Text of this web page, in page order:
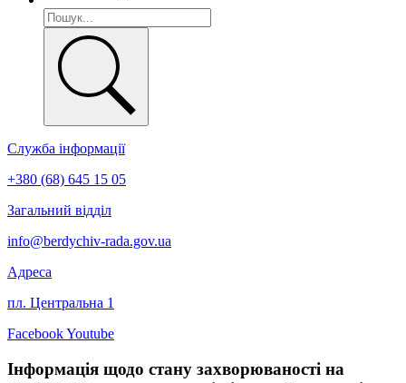
Служба інформації
+380 (68) 645 15 05
Загальний відділ
info@berdychiv-rada.gov.ua
Адреса
пл. Центральна 1
FacebookYoutube
Інформація щодо стану захворюваності на